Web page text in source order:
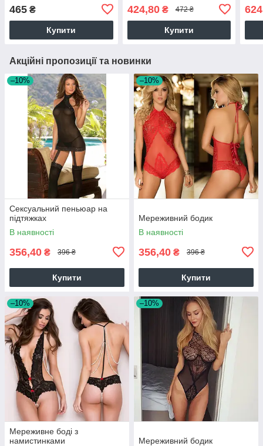
465 ₴
Купити
424,80₴ 472 ₴
Купити
Акційні пропозиції та новинки
–10%
Сексуальний пеньюар на
підтяжках
В наявності
356,40 ₴ 396 ₴
Купити
–10%
Мереживний бодик
В наявності
356,40 ₴ 396 ₴
Купити
–10%
Мереживне боді з
намистинками
–10%
Мереживний бодик